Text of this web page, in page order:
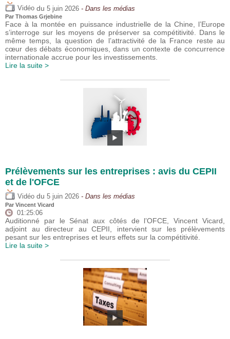
Vidéo du 5 juin 2026 - Dans les médias
Par Thomas Grjebine
Face à la montée en puissance industrielle de la Chine, l’Europe
s’interroge sur les moyens de préserver sa compétitivité. Dans le
même temps, la question de l’attractivité de la France reste au
cœur des débats économiques, dans un contexte de concurrence
internationale accrue pour les investissements.
Lire la suite >
Prélèvements sur les entreprises : avis du CEPII
et de l'OFCE
Vidéo du 5 juin 2026 - Dans les médias
Par Vincent Vicard
01:25:06
Auditionné par le Sénat aux côtés de l’OFCE, Vincent Vicard,
adjoint au directeur au CEPII, intervient sur les prélèvements
pesant sur les entreprises et leurs effets sur la compétitivité.
Lire la suite >